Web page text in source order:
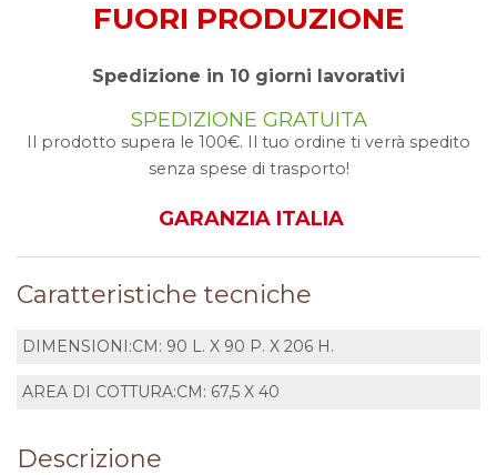
FUORI PRODUZIONE
Spedizione in 10 giorni lavorativi
SPEDIZIONE GRATUITA
Il prodotto supera le 100€. Il tuo ordine ti verrà spedito
senza spese di trasporto!
GARANZIA ITALIA
Caratteristiche tecniche
DIMENSIONI:CM: 90 L. X 90 P. X 206 H.
AREA DI COTTURA:CM: 67,5 X 40
Descrizione